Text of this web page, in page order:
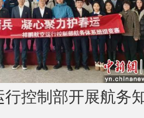
行控制部开展航务